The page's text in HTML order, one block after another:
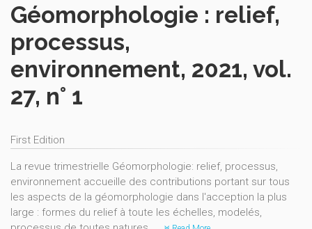
Géomorphologie : relief,
processus,
environnement, 2021, vol.
27, n° 1
First Edition
La revue trimestrielle Géomorphologie: relief, processus,
environnement accueille des contributions portant sur tous
les aspects de la géomorphologie dans l'acception la plus
large : formes du relief à toute les échelles, modelés,